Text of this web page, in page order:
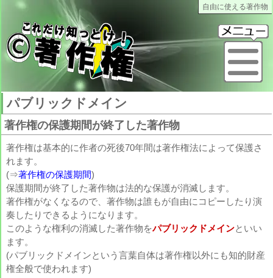
自由に使える著作物
これだけ知っとけ著作権
パブリックドメイン
著作権の保護期間が終了した著作物
著作権は基本的に作者の死後70年間は著作権法によって保護さ
れます。
(⇒著作権の保護期間)
保護期間が終了した著作物は法的な保護が消滅します。
著作権がなくなるので、著作物は誰もが自由にコピーしたり演
奏したりできるようになります。
このような権利の消滅した著作物をパブリックドメインといい
ます。
(パブリックドメインという言葉自体は著作権以外にも知的財産
権全般で使われます)